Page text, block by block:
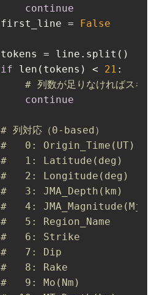
continue
first_line = False
tokens
= line.split()
if len(tokens) < 21 :
# 列数が足りなければスキッ
continue
# 列対応（0-based）
#   0: Origin_Time(UT)
#   1: Latitude(deg)
#   2: Longitude(deg)
#   3: JMA_Depth(km)
#   4: JMA_Magnitude(Mj)
#   5: Region_Name
#   6: Strike
#   7: Dip
#   8: Rake
#   9: Mo(Nm)